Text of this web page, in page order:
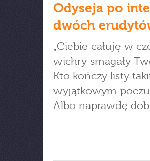
Odyseja po
dwóch
„Ciebie całuję w
wichry smagały
Kto kończy listy
wyjątkowym
Albo naprawdę